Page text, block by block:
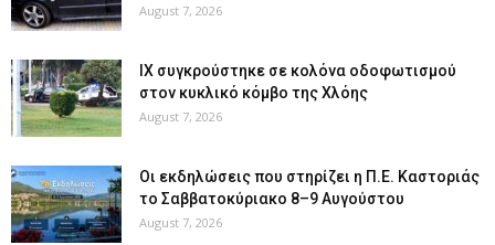
August 7, 2026
ΙΧ συγκρούστηκε σε κολόνα οδοφωτισμού
στον κυκλικό κόμβο της Χλόης
August 7, 2026
Οι εκδηλώσεις που στηρίζει η Π.Ε. Καστοριάς
το Σαββατοκύριακο 8–9 Αυγούστου
August 7, 2026